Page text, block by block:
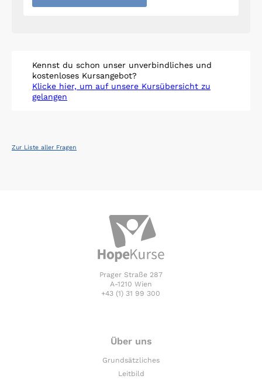
Kennst du schon unser unverbindliches und
kostenloses Kursangebot?
Klicke hier, um auf unsere Kursübersicht zu
gelangen
Zur Liste aller Fragen
Prager Straße 287
A-1210 Wien
+43 (1) 31 99 300
Über uns
Grundsätzliches
Leitbild